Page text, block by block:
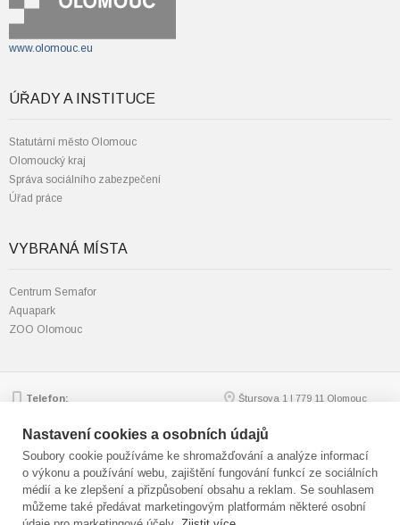
www.olomouc.eu
ÚŘADY A INSTITUCE
Statutární město Olomouc
Olomoucký kraj
Správa sociálního zabezpečení
Úřad práce
VYBRANÁ MÍSTA
Centrum Semafor
Aquapark
ZOO Olomouc
Telefon:
Email:
mmol.osv@olomouc.eu
Štursova 1 | 779 11 Olomouc
© statutární město Olomouc
Technická podpora:
webmaster
Nastavení cookies a osobních údajů
Soubory cookie používáme ke shromažďování a analýze informací
o výkonu a používání webu, zajištění fungování funkcí ze sociálních
médií a ke zlepšení a přizpůsobení obsahu a reklam. Se souhlasem
můžeme také předávat marketingovým platformám některé osobní